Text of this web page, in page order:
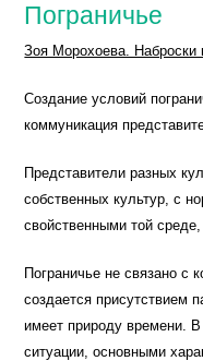
Пограничье
Зоя Морохоева. Наброски
Создание условий
коммуникация
Представители разных
собственных культур, с
свойственными той
Пограничье не связано с
создается присутствием
имеет природу времени. В
ситуации, основными